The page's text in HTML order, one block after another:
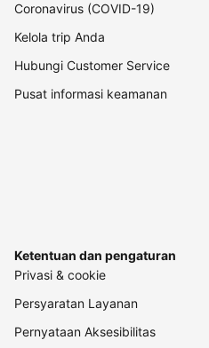
Coronavirus (COVID-19)
Kelola trip Anda
Hubungi Customer Service
Pusat informasi keamanan
Ketentuan dan pengaturan
Privasi & cookie
Persyaratan Layanan
Pernyataan Aksesibilitas